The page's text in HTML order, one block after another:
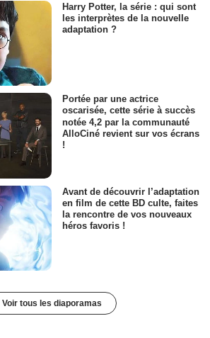
Harry Potter, la série : qui sont
les interprètes de la nouvelle
adaptation ?
Portée par une actrice
oscarisée, cette série à succès
notée 4,2 par la communauté
AlloCiné revient sur vos écrans
!
Avant de découvrir l’adaptation
en film de cette BD culte, faites
la rencontre de vos nouveaux
héros favoris !
Voir tous les diaporamas